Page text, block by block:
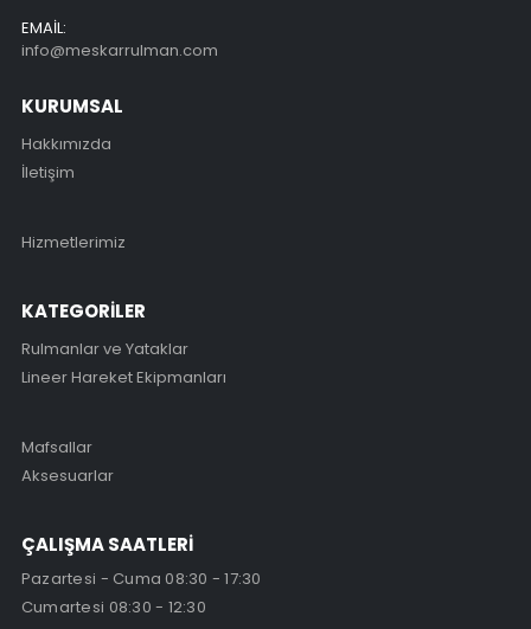
EMAIL:
info@meskarrulman.com
KURUMSAL
Hakkımızda
İletişim
Hizmetlerimiz
KATEGORİLER
Rulmanlar ve Yataklar
Lineer Hareket Ekipmanları
Mafsallar
Aksesuarlar
ÇALIŞMA SAATLERİ
Pazartesi - Cuma 08:30 - 17:30
Cumartesi 08:30 - 12:30